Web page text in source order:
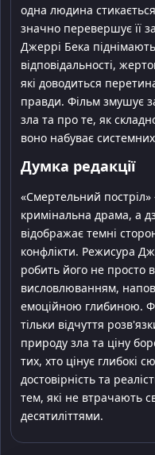
одна людина
значно перевершує її
Джеррі Бека
відповідальності,
які доводиться
правди. Фільм змушує
зла та про те, як
воно набуває
Думка редакції
«Смертельний
кримінальна драма, а
відображає темні
конфлікти. Режисура
робить його не
висловлюванням,
емоційною глибиною.
тільки відчуття
природу зла та ціну
тих, хто цінує глибокі
достовірність та
тем, які не втрачають
десятиліттями.